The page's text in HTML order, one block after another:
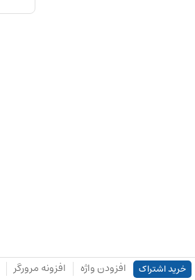
خرید اشتراک افزودن واژه افزونه مرورگر